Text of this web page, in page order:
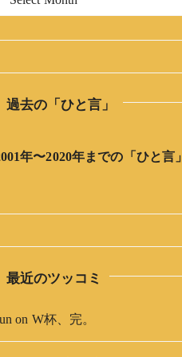
過去の「ひと言」
年〜2020年までの「ひと言」
最近のツッコミ
on W杯、完。